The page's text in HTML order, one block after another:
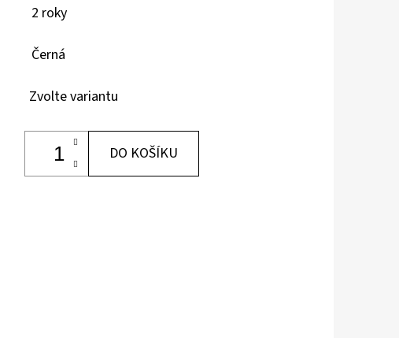
2 roky
Černá
Zvolte variantu
DO KOŠÍKU